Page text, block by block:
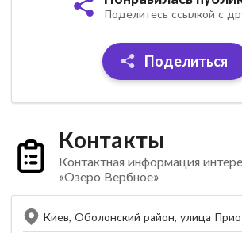
Поделитесь ссылкой с
Поделиться
Контакты
Контактная информация
«Озеро Вербное»
Киев, Оболонский район, улица